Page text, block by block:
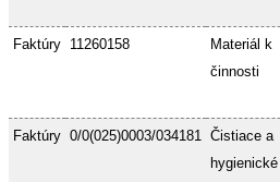
Faktúry 11260158
Materiál k
činnosti
Faktúry 0/0(025)0003/034181 Čistiace a
hygienické